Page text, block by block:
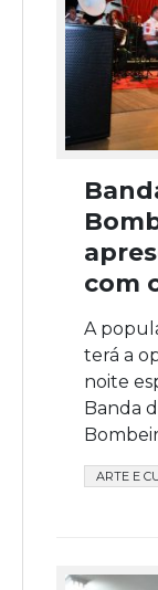
com
A
terá a
noite
Banda
ARTE E